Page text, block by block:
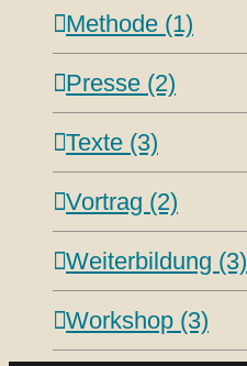
Methode (1)
Presse (2)
Texte (3)
Vortrag (2)
Weiterbildung (3)
Workshop (3)